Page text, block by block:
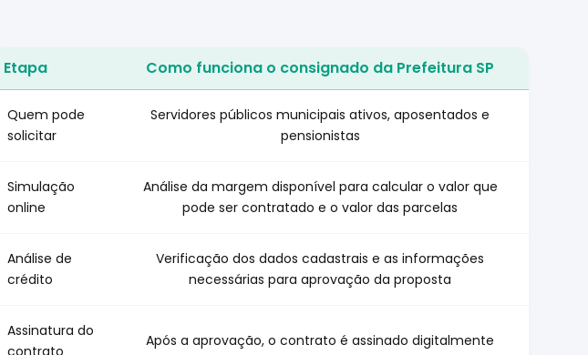
Crédito consignado PMSP: como funciona
Etapa Como funciona o consignado da Prefeitura SP
Quem pode
solicitar
Servidores públicos municipais ativos, aposentados e
pensionistas
Simulação
online
Análise da margem disponível para calcular o valor que
pode ser contratado e o valor das parcelas
Análise de
crédito
Verificação dos dados cadastrais e as informações
necessárias para aprovação da proposta
Assinatura do
Após a aprovação, o contrato é assinado digitalmente